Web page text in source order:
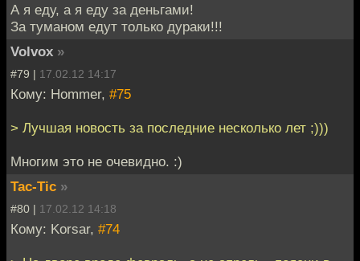
А я еду, а я еду за деньгами!
За туманом едут только дураки!!!
Volvox »
#79 | 17.02.12 14:17
Кому: Hommer, #75
> Лучшая новость за последние несколько лет ;)))
Многим это не очевидно. :)
Tac-Tic »
#80 | 17.02.12 14:18
Кому: Korsar, #74